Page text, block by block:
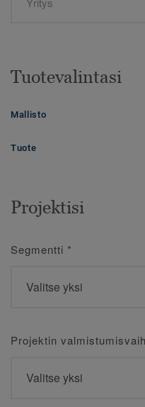
Tuotevalintasi
Mallisto
Tuote
Projektisi
Segmentti *
Projektin